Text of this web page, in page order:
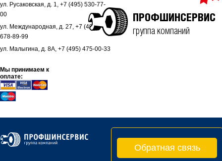
ул. Русаковская, д. 1, +7 (495) 530-77-
00
ул. Международная, д. 27, +7 (495)
678-89-99
ул. Малыгина, д. 8А, +7 (495) 475-00-33
Мы принимаем к
оплате:
ПРОФШИНСЕРВИС
группа компаний
Обратная связь